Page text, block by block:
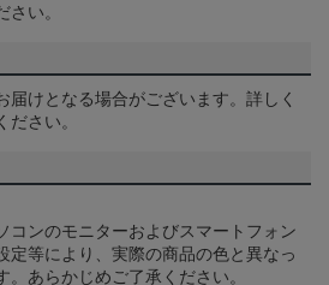
さい。
届けとなる場合がございます。詳しく
ださい。
コンのモニターおよびスマートフォン
定等により、実際の商品の色と異なっ
あらかじめご了承ください。